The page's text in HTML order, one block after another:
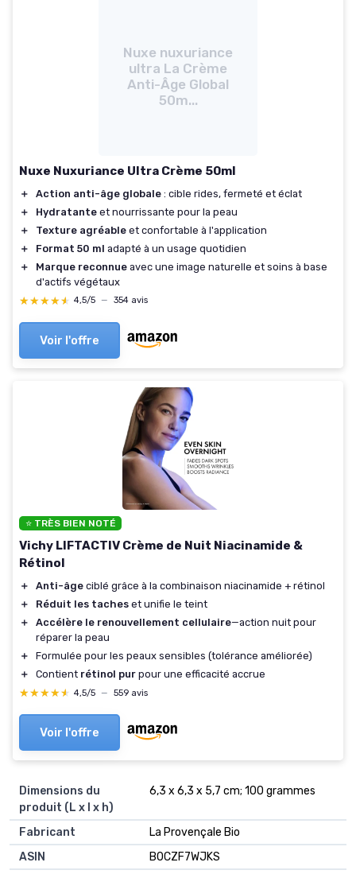
Nuxe nuxuriance
ultra La Crème
Anti-Âge Global
50m...
Nuxe Nuxuriance Ultra Crème 50ml
＋ Action anti-âge globale : cible rides, fermeté et éclat
＋
Hydratante et nourrissante pour la peau
＋
Texture agréable et confortable à l'application
＋
Format 50 ml adapté à un usage quotidien
＋
Marque reconnue avec une image naturelle et soins à base
d'actifs végétaux
★★★★★
★★★★★ 4,5/5 — 354 avis
Voir l'offre
⭐ TRÈS BIEN NOTÉ
Vichy LIFTACTIV Crème de Nuit Niacinamide &
Rétinol
＋ Anti-âge ciblé grâce à la combinaison niacinamide + rétinol
＋
Réduit les taches et unifie le teint
＋
Accélère le renouvellement cellulaire—action nuit pour
réparer la peau
＋
Formulée pour les peaux sensibles (tolérance améliorée)
＋
Contient rétinol pur pour une efficacité accrue
★★★★★
★★★★★ 4,5/5 — 559 avis
Voir l'offre
Dimensions du
produit (L x l x h)
6,3 x 6,3 x 5,7 cm; 100 grammes
Fabricant
La Provençale Bio
ASIN
B0CZF7WJKS